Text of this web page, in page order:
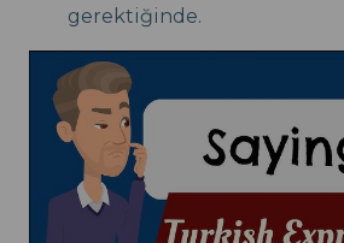
gerektiğinde.